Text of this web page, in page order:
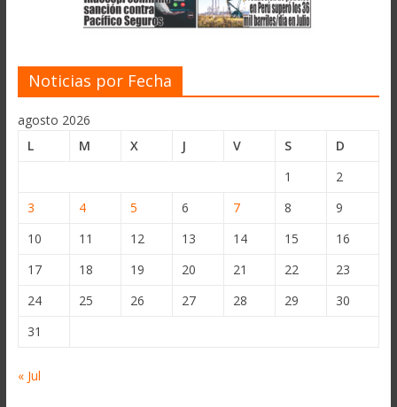
Noticias por Fecha
agosto 2026
L
M X J V S
D
1
2
3
4 5 6 7 8
9
10
11 12 13 14 15
16
17
18 19 20 21 22
23
24
25 26 27 28 29
30
31
« Jul